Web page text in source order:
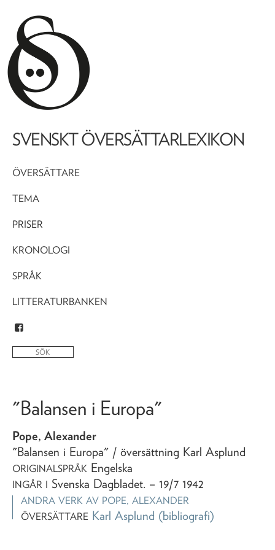
SVENSKT ÖVERSÄTTARLEXIKON
ÖVERSÄTTARE
TEMA
PRISER
KRONOLOGI
SPRÅK
LITTERATURBANKEN
"Balansen i Europa"
Pope, Alexander
"Balansen i Europa" / översättning Karl Asplund
ORIGINALSPRÅK Engelska
INGÅR I Svenska Dagbladet. – 19/7 1942
ANDRA VERK AV POPE, ALEXANDER
ÖVERSÄTTARE Karl Asplund (bibliografi)